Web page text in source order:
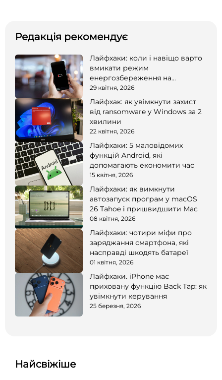
Редакція рекомендує
Лайфхаки: коли і навіщо варто
вмикати режим
енергозбереження на
смартфоні
29 квітня, 2026
Лайфхак: як увімкнути захист
від ransomware у Windows за 2
хвилини
22 квітня, 2026
Лайфхаки: 5 маловідомих
функцій Android, які
допомагають економити час
15 квітня, 2026
Лайфхаки: як вимкнути
автозапуск програм у macOS
26 Tahoe і пришвидшити Mac
08 квітня, 2026
Лайфхаки: чотири міфи про
заряджання смартфона, які
насправді шкодять батареї
01 квітня, 2026
Лайфхаки. iPhone має
приховану функцію Back Tap: як
увімкнути керування
25 березня, 2026
Найсвіжіше